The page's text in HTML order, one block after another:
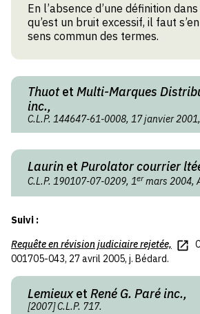
En l’absence d’une définition
qu’est un bruit excessif, il faut
sens commun des termes.
Thuotet Multi-Marques
inc.,
C.L.P. 144647-61-0008, 17 janvier
Laurin et Purolator courrier
C.L.P. 190107-07-0209, 1ermars 2004,
Suivi :
Requête en révision judiciaire rejetée,
001705-043, 27 avril 2005, j. Bédard.
Lemieuxet René G. Paré inc.,
[2007] C.L.P. 717.